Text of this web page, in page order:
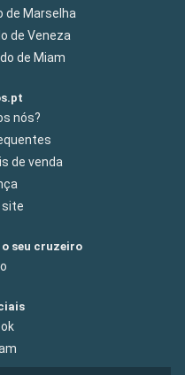
de Marselha
de Veneza
de Miam
nós?
de venda
site
seu cruzeiro